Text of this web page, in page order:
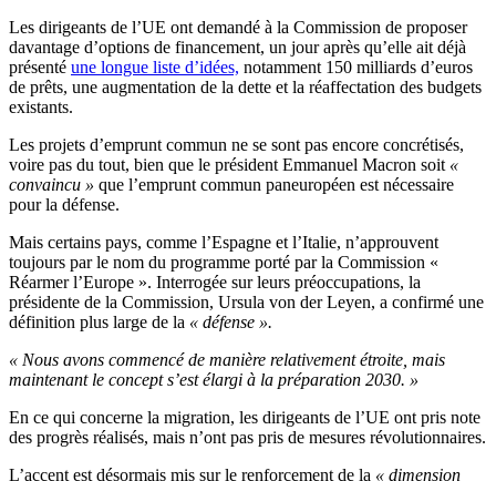
Les dirigeants de l’UE ont demandé à la Commission de proposer
davantage d’options de financement, un jour après qu’elle ait déjà
présenté une longue liste d’idées, notamment 150 milliards d’euros
de prêts, une augmentation de la dette et la réaffectation des budgets
existants.
Les projets d’emprunt commun ne se sont pas encore concrétisés,
voire pas du tout, bien que le président Emmanuel Macron soit «
convaincu » que l’emprunt commun paneuropéen est nécessaire
pour la défense.
Mais certains pays, comme l’Espagne et l’Italie, n’approuvent
toujours par le nom du programme porté par la Commission «
Réarmer l’Europe ». Interrogée sur leurs préoccupations, la
présidente de la Commission, Ursula von der Leyen, a confirmé une
définition plus large de la « défense ».
« Nous avons commencé de manière relativement étroite, mais
maintenant le concept s’est élargi à la préparation 2030. »
En ce qui concerne la migration, les dirigeants de l’UE ont pris note
des progrès réalisés, mais n’ont pas pris de mesures révolutionnaires.
L’accent est désormais mis sur le renforcement de la « dimension